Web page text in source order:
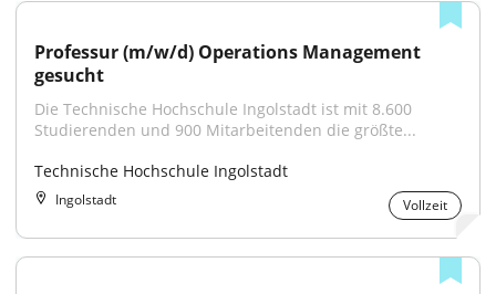
Professur (m/w/d) Operations Management
gesucht
Die Technische Hochschule Ingolstadt ist mit 8.600
Studierenden und 900 Mitarbeitenden die größte...
Technische Hochschule Ingolstadt
Ingolstadt Vollzeit